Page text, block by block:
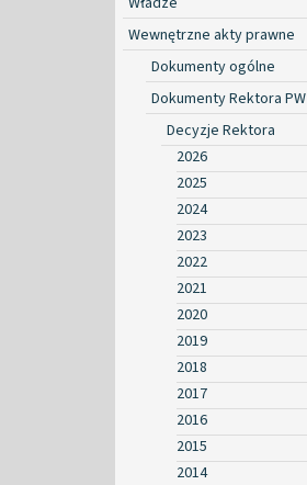
Wewnętrzne akty prawne
Dokumenty ogólne
Dokumenty Rektora PW
Decyzje Rektora
2026
2025
2024
2023
2022
2021
2020
2019
2018
2017
2016
2015
2014